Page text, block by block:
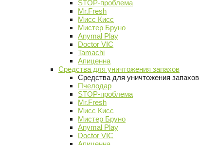
STOP-проблема
Mr.Fresh
Мисс Кисс
Мистер Бруно
Anymal Play
Doctor VIC
Tamachi
Апиценна
Средства для уничтожения запахов
Средства для уничтожения запахов
Пчелодар
STOP-проблема
Mr.Fresh
Мисс Кисс
Мистер Бруно
Anymal Play
Doctor VIC